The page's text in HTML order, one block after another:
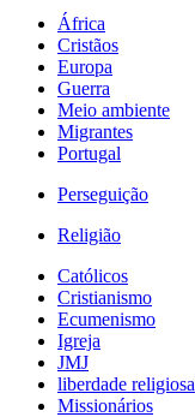
África
Cristãos
Europa
Guerra
Meio ambiente
Migrantes
Portugal
Perseguição
Religião
Católicos
Cristianismo
Ecumenismo
Igreja
JMJ
liberdade religiosa
Missionários